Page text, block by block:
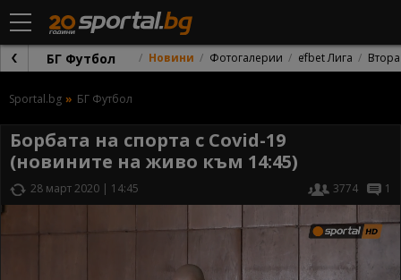
БГ Футбол Новини Фотогалерии efbet Лига
Sportal.bg БГ Футбол
Борбата на спорта с Covid-19
(новините на живо към 14:45)
28 март 2020 | 14:45 3774 1